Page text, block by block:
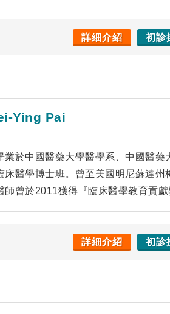
調律器皆有相當經驗。關於冠狀動脈
詳細介紹 初診
Ying Pai
業於中國醫藥大學醫學系、中國醫藥
床醫學博士班。曾至美國明尼蘇達州
師曾於2011獲得『臨床醫學教育貢
：三次配合JCIA評鑑，並擔任AOP
詳細介紹 初診